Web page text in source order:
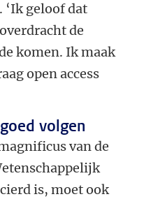
Ik geloof dat
de
komen. Ik maak
open access
volgen
van de
is, moet ook